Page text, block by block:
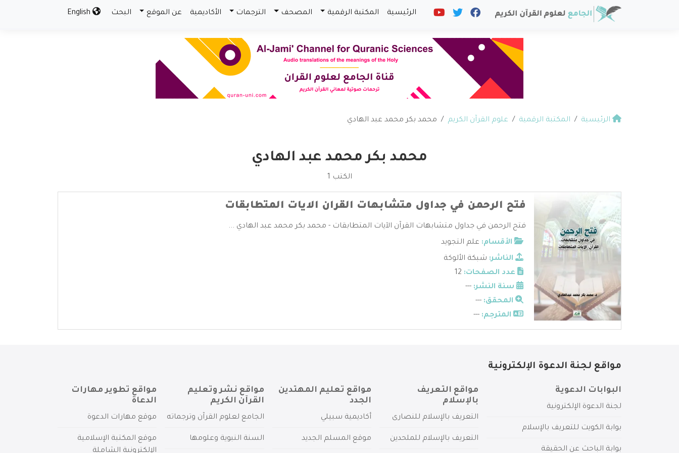
الرئيسية المكتبة الرقمية المصحف الترجمات الأكاديمية عن الموقع البحث
الرئيسية المكتبة الرقمية علوم القرآن الكريم محمد بكر محمد عبد الهادي
محمد بكر محمد عبد الهادي
الكتب 1
فتح الرحمن في جداول متشابهات القران الايات المتطابقات
فتح الرحمن في جداول متشابهات القرآن الآيات المتطابقات - محمد بكر محمد عبد الهادي ...
الأقسام: علم التجويد
الناشر: شبكة الألوكة
عدد الصفحات:
سنة النشر: ---
المحقق: ---
المترجم: ---
مواقع لجنة الدعوة الإلكترونية
البوابات الدعوية
لجنة الدعوة الإلكترونية
بوابة الكويت للتعريف بالإسلام
بوابة الباحث عن الحقيقة
مواقع التعريف
بالإسلام
التعريف بالإسلام للنصارى
التعريف بالإسلام للملحدين
مواقع تعليم المهتدين
الجدد
أكاديمية سبيلي
موقع المسلم الجديد
مواقع نشر وتعليم
القرآن الكريم
الجامع لعلوم القرآن وترجماته
السنة النبوية وعلومها
مواقع تطوير مهارات
الدعاة
موقع مهارات الدعوة
موقع المكتبة الإسلامية
الإلكترونية الشاملة